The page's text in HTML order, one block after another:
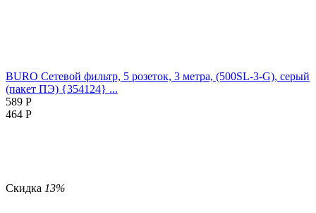
BURO Сетевой фильтр, 5 розеток, 3 метра, (500SL-3-G), серый
(пакет ПЭ) {354124} ...
589 Р
464 Р
Скидка 13%